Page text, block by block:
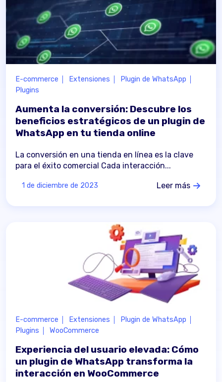
E-commerce Extensiones
Plugin de WhatsApp
Plugins
Aumenta la conversión: Descubre los
beneficios estratégicos de un plugin de
WhatsApp en tu tienda online
La conversión en una tienda en línea es la clave
para el éxito comercial Cada interacción...
1 de diciembre de 2023 Leer más
E-commerce Extensiones
Plugin de WhatsApp
Plugins
WooCommerce
Experiencia del usuario elevada: Cómo
un plugin de WhatsApp transforma la
interacción en WooCommerce